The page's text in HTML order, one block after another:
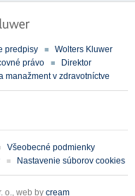
predpisy
Wolters Kluwer
právo
Direktor
manažment v zdravotníctve
Všeobecné podmienky
Nastavenie súborov cookies
o., web by cream